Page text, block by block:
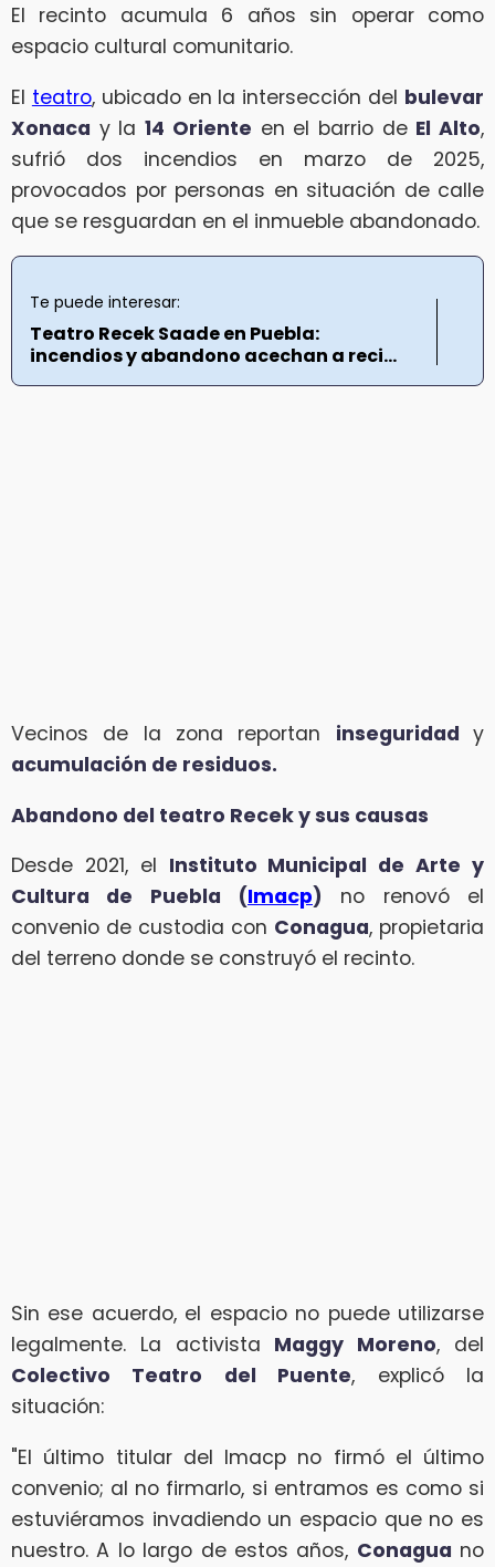
El recinto acumula 6 años sin operar como
espacio cultural comunitario.
El teatro, ubicado en la intersección del bulevar
Xonaca y la14 Oriente en el barrio de El Alto,
sufrió dos incendios en marzo de 2025,
provocados por personas en situación de calle
que se resguardan en el inmueble abandonado.
Te puede interesar:
Teatro Recek Saade en Puebla:
incendios y abandono acechan a reci...
Vecinos de la zona reportan inseguridady
acumulación de residuos.
Abandono del teatro Recek y sus causas
Desde 2021, el Instituto Municipal de Arte y
Cultura de Puebla (Imacp) no renovó el
convenio de custodia con Conagua, propietaria
del terreno donde se construyó el recinto.
Sin ese acuerdo, el espacio no puede utilizarse
legalmente. La activista Maggy Moreno, del
Colectivo Teatro del Puente, explicó la
situación:
"El último titular del Imacp no firmó el último
convenio; al no firmarlo, si entramos es como si
estuviéramos invadiendo un espacio que no es
nuestro. A lo largo de estos años, Conagua no